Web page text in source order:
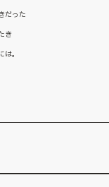
だった
き
。